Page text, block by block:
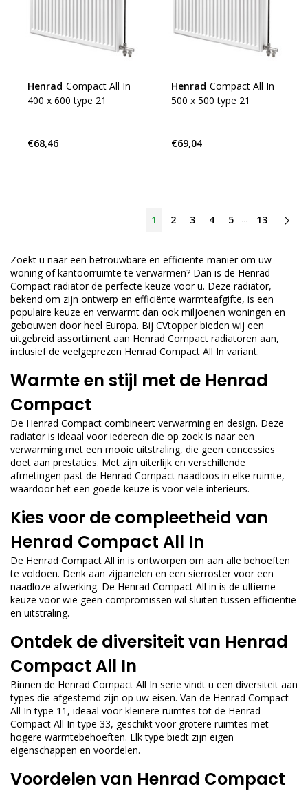
Henrad Compact All In
400 x 600 type 21
€68,46
Henrad Compact All In
500 x 500 type 21
€69,04
1 2 3 4 5 ... 13
Zoekt u naar een betrouwbare en efficiënte manier om uw
woning of kantoorruimte te verwarmen? Dan is de Henrad
Compact radiator de perfecte keuze voor u. Deze radiator,
bekend om zijn ontwerp en efficiënte warmteafgifte, is een
populaire keuze en verwarmt dan ook miljoenen woningen en
gebouwen door heel Europa. Bij CVtopper bieden wij een
uitgebreid assortiment aan Henrad Compact radiatoren aan,
inclusief de veelgeprezen Henrad Compact All In variant.
Warmte en stijl met de Henrad
Compact
De Henrad Compact combineert verwarming en design. Deze
radiator is ideaal voor iedereen die op zoek is naar een
verwarming met een mooie uitstraling, die geen concessies
doet aan prestaties. Met zijn uiterlijk en verschillende
afmetingen past de Henrad Compact naadloos in elke ruimte,
waardoor het een goede keuze is voor vele interieurs.
Kies voor de compleetheid van
Henrad Compact All In
De Henrad Compact All in is ontworpen om aan alle behoeften
te voldoen. Denk aan zijpanelen en een sierroster voor een
naadloze afwerking. De Henrad Compact All in is de ultieme
keuze voor wie geen compromissen wil sluiten tussen efficiëntie
en uitstraling.
Ontdek de diversiteit van Henrad
Compact All In
Binnen de Henrad Compact All In serie vindt u een diversiteit aan
types die afgestemd zijn op uw eisen. Van de Henrad Compact
All In type 11, ideaal voor kleinere ruimtes tot de Henrad
Compact All In type 33, geschikt voor grotere ruimtes met
hogere warmtebehoeften. Elk type biedt zijn eigen
eigenschappen en voordelen.
Voordelen van Henrad Compact